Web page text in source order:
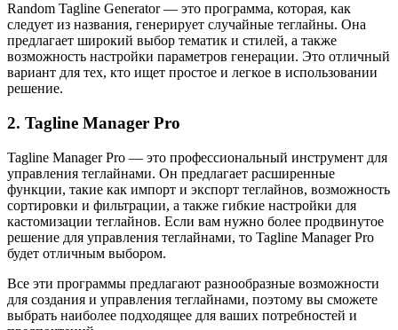
Random Tagline Generator — это программа, которая, как
следует из названия, генерирует случайные теглайны. Она
предлагает широкий выбор тематик и стилей, а также
возможность настройки параметров генерации. Это отличный
вариант для тех, кто ищет простое и легкое в использовании
решение.
2. Tagline Manager Pro
Tagline Manager Pro — это профессиональный инструмент для
управления теглайнами. Он предлагает расширенные
функции, такие как импорт и экспорт теглайнов, возможность
сортировки и фильтрации, а также гибкие настройки для
кастомизации теглайнов. Если вам нужно более продвинутое
решение для управления теглайнами, то Tagline Manager Pro
будет отличным выбором.
Все эти программы предлагают разнообразные возможности
для создания и управления теглайнами, поэтому вы сможете
выбрать наиболее подходящее для ваших потребностей и